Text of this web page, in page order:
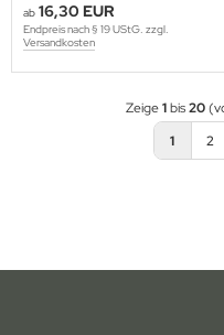
ab 16,30 EUR
Endpreis nach § 19 UStG. zzgl.
Versandkosten
Zeige1bis20
1
2